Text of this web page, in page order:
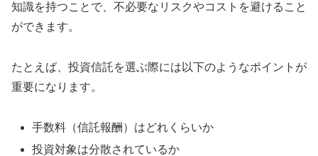
知識を持つことで、不必要なリスクやコストを避けること
ができます。
たとえば、投資信託を選ぶ際には以下のようなポイントが
重要になります。
手数料（信託報酬）はどれくらいか
投資対象は分散されているか